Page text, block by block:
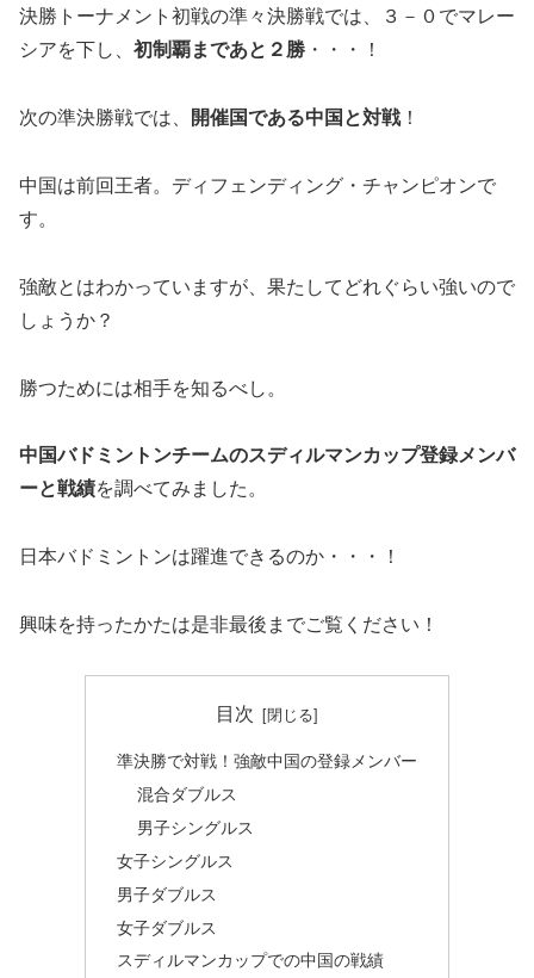
決勝トーナメント初戦の準々決勝戦では、３－０でマレー
シアを下し、 初制覇まであと２勝 ・・・！
次の準決勝戦では、 開催国である中国と対戦！
中国は前回王者。ディフェンディング・チャンピオンで
す。
強敵とはわかっていますが、果たしてどれぐらい強いので
しょうか？
勝つためには相手を知るべし。
中国バドミントンチームのスディルマンカップ登録メンバ
ーと戦績を調べてみました。
日本バドミントンは躍進できるのか・・・！
興味を持ったかたは是非最後までご覧ください！
目次
準決勝で対戦！強敵中国の登録メンバー
混合ダブルス
男子シングルス
女子シングルス
男子ダブルス
女子ダブルス
スディルマンカップでの中国の戦績